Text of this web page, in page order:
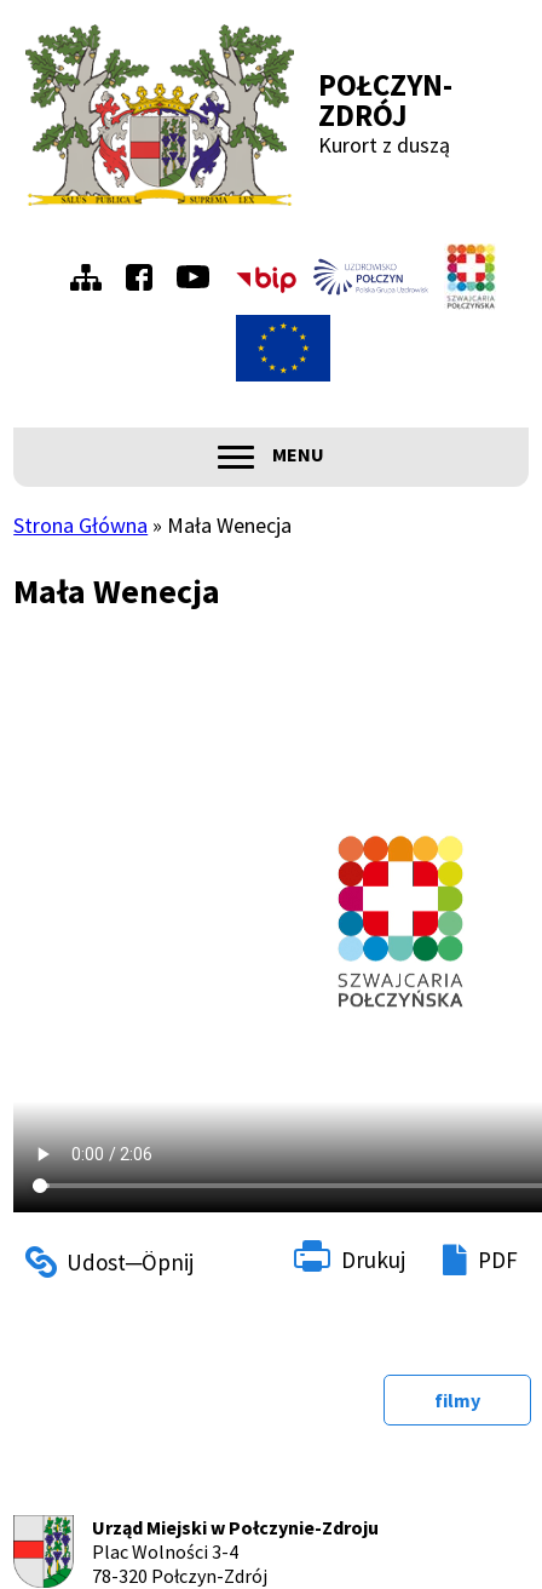
Przejdź
do
menu
Przejdź
do
treści
Przejdź
do
wyszukiwania
Przejdź
do
stopki
POŁCZYN-
ZDRÓJ
Kurort z duszą
Menu
prawe
Główna
nawigacja
ROZWIŃ
MENU
nawigacyjna
Strona Główna Mała Wenecja
Mała Wenecja
Drukuj PDF
filmy
Urząd Miejski w Połczynie-Zdroju
Plac Wolności 3-4
78-320 Połczyn-Zdrój